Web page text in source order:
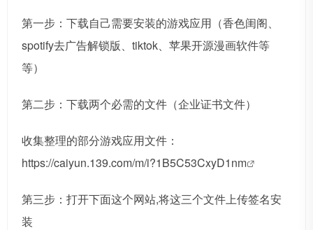
第一步：下载自己需要安装的游戏应用（香色闺阁、
spotify去广告解锁版、tiktok、苹果开源漫画软件等
等）
第二步：下载两个必需的文件（企业证书文件）
收集整理的部分游戏应用文件：
https://caiyun.139.com/m/i?1B5C53CxyD1nm
第三步：打开下面这个网站,将这三个文件上传签名安
装